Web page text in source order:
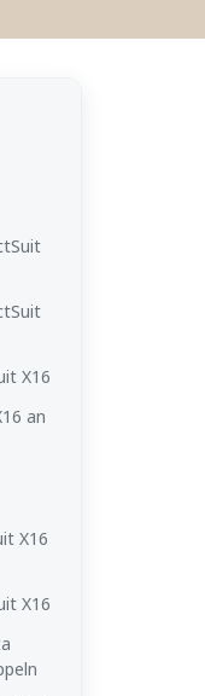
X16
an
X16
X16